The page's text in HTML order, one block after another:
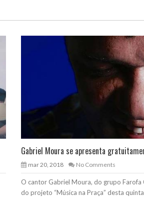
Gabriel Moura se apresenta
mar 20, 2018 No Comments
O cantor Gabriel Moura, do grupo Farofa
do projeto “Música na Praça” desta